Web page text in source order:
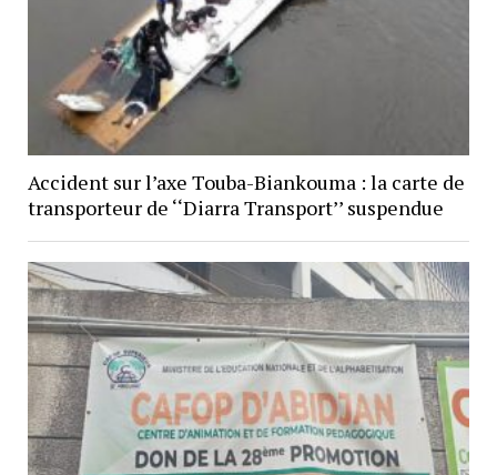
Accident sur l’axe Touba-Biankouma : la carte de
transporteur de ‘‘Diarra Transport’’ suspendue